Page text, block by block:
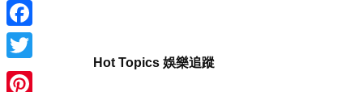
Facebook
Twitter
Hot Topics 娛樂追蹤